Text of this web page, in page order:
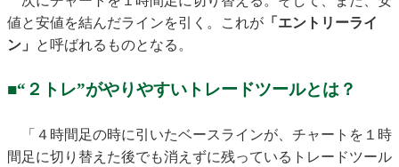
値と安値を結んだラインを引く。これが 「エントリーライ
ン」
と呼ばれるものとなる。
■“２トレ”がやりやすいトレードツールとは？
「４時間足の時に引いたベースラインが、チャートを１時
間足に切り替えた後でも消えずに残っているトレードツール